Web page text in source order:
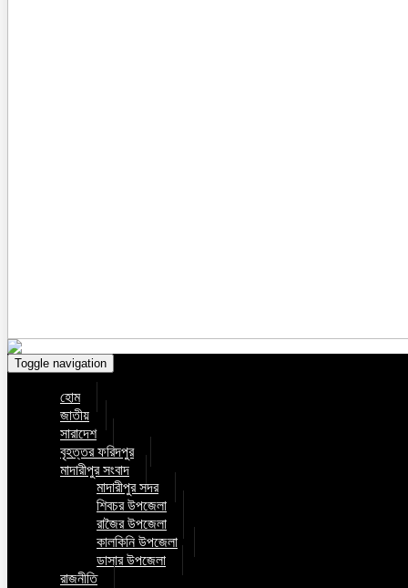
Toggle navigation
হোম
জাতীয়
সারাদেশ
বৃহত্তর ফরিদপুর
মাদারীপুর সংবাদ
মাদারীপুর সদর
শিবচর উপজেলা
রাজৈর উপজেলা
কালকিনি উপজেলা
ডাসার উপজেলা
রাজনীতি